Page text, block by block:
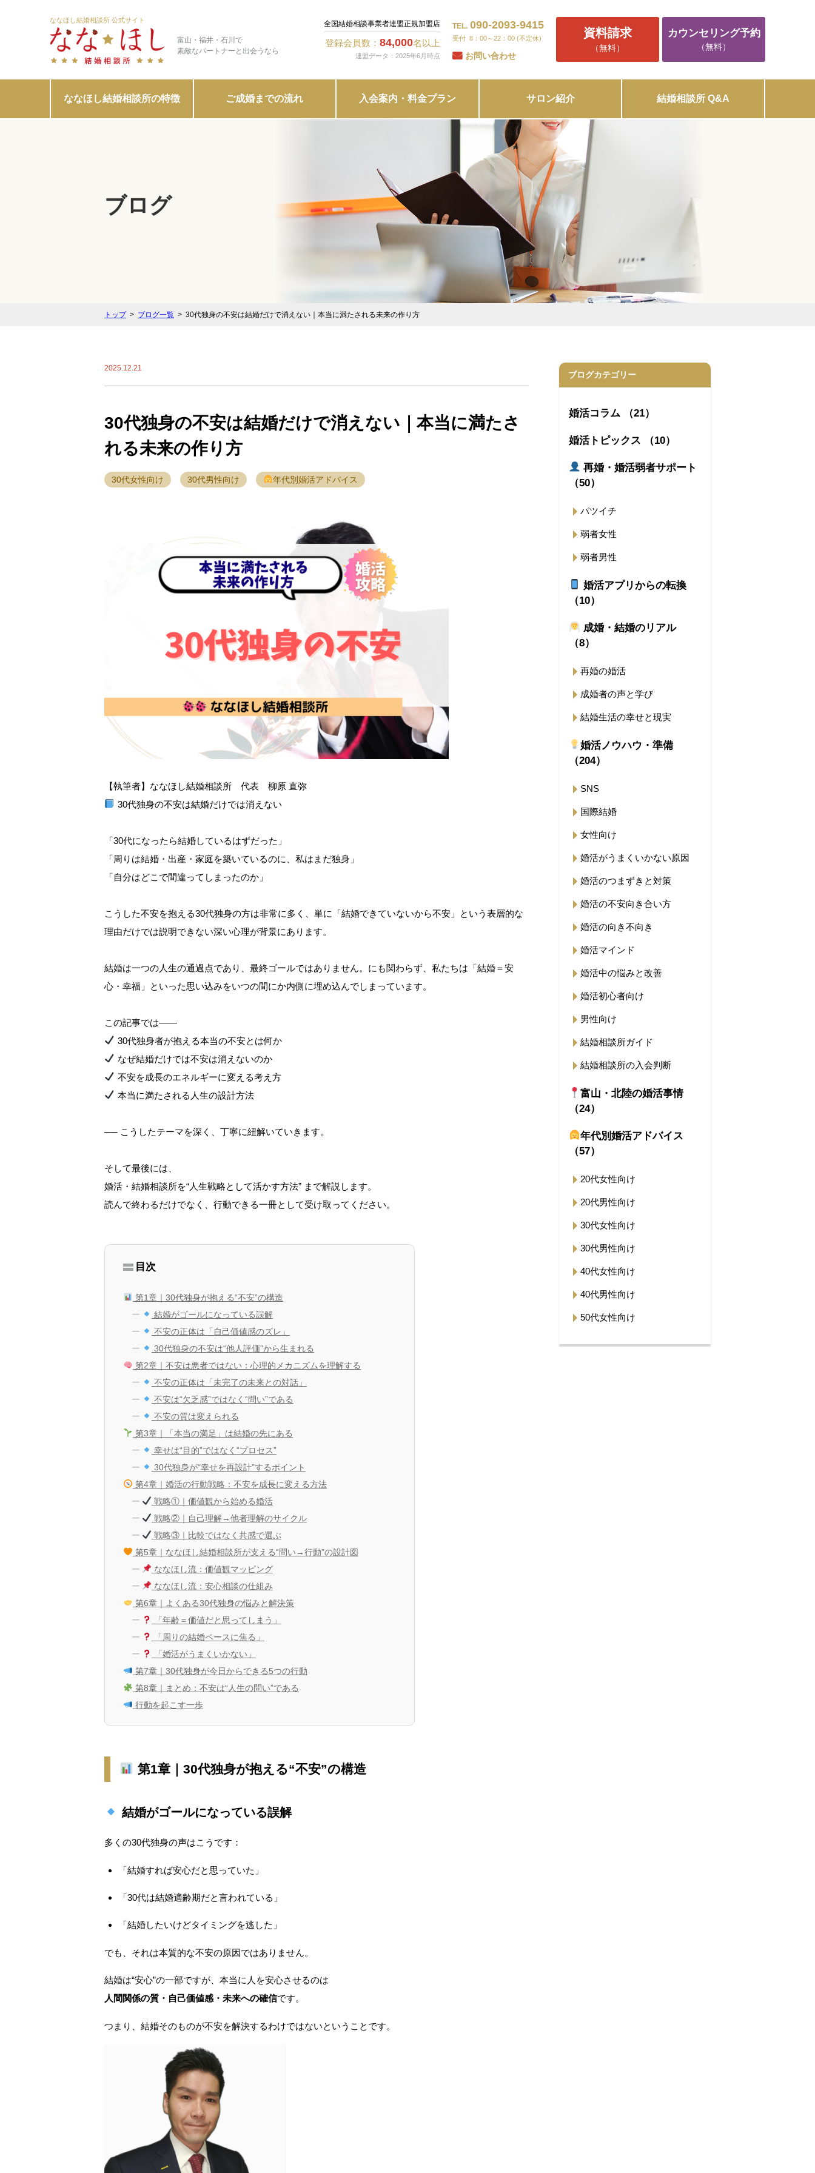
ななほし結婚相談所 公式サイト
富山・福井・石川で
素敵なパートナーと出会うなら
全国結婚相談事業者連盟正規加盟店
登録会員数： 84,000名以上
連盟データ：2025年6月時点
TEL. 090-2093-9415
8：00～22：00 (不定休)
お問い合わせ
資料請求
（無料）
カウンセリング予約
（無料）
ななほし結婚相談所の特徴 ご成婚までの流れ 入会案内・料金プラン サロン紹介 結婚相談所 Q&A
ブログ
トップ ブログ一覧 30代独身の不安は結婚だけで消えない｜本当に満たされる未来の作り方
2025.12.21
30代独身の不安は結婚だけで消えない｜本当に満たさ
れる未来の作り方
30代女性向け 30代男性向け 年代別婚活アドバイス
【執筆者】ななほし結婚相談所 代表 柳原 直弥
30代独身の不安は結婚だけでは消えない
「30代になったら結婚しているはずだった」
「周りは結婚・出産・家庭を築いているのに、私はまだ独身」
「自分はどこで間違ってしまったのか」
こうした不安を抱える30代独身の方は非常に多く、単に「結婚できていないから不安」という表層的な
理由だけでは説明できない深い心理が背景にあります。
結婚は一つの人生の通過点であり、最終ゴールではありません。にも関わらず、私たちは「結婚＝安
心・幸福」といった思い込みをいつの間にか内側に埋め込んでしまっています。
この記事では――
30代独身者が抱える本当の不安とは何か
なぜ結婚だけでは不安は消えないのか
不安を成長のエネルギーに変える考え方
本当に満たされる人生の設計方法
── こうしたテーマを深く、丁寧に紐解いていきます。
そして最後には、
婚活・結婚相談所を“人生戦略として活かす方法” まで解説します。
読んで終わるだけでなく、行動できる一冊として受け取ってください。
目次
第1章｜30代独身が抱える“不安”の構造
結婚がゴールになっている誤解
不安の正体は「自己価値感のズレ」
30代独身の不安は“他人評価”から生まれる
第2章｜不安は悪者ではない：心理的メカニズムを理解する
不安の正体は「未完了の未来との対話」
不安は“欠乏感”ではなく“問い”である
不安の質は変えられる
第3章｜「本当の満足」は結婚の先にある
幸せは“目的”ではなく“プロセス”
30代独身が“幸せを再設計”するポイント
第4章｜婚活の行動戦略：不安を成長に変える方法
戦略①｜価値観から始める婚活
戦略②｜自己理解→他者理解のサイクル
戦略③｜比較ではなく共感で選ぶ
第5章｜ななほし結婚相談所が支える“問い→行動”の設計図
ななほし流：価値観マッピング
ななほし流：安心相談の仕組み
第6章｜よくある30代独身の悩みと解決策
「年齢＝価値だと思ってしまう」
「周りの結婚ペースに焦る」
「婚活がうまくいかない」
第7章｜30代独身が今日からできる5つの行動
第8章｜まとめ：不安は“人生の問い”である
行動を起こす一歩
第1章｜30代独身が抱える“不安”の構造
結婚がゴールになっている誤解
多くの30代独身の声はこうです：
「結婚すれば安心だと思っていた」
「30代は結婚適齢期だと言われている」
「結婚したいけどタイミングを逃した」
でも、それは本質的な不安の原因ではありません。
結婚は“安心”の一部ですが、本当に人を安心させるのは
人間関係の質・自己価値感・未来への確信です。
つまり、結婚そのものが不安を解決するわけではないということです。
ブログカテゴリー
婚活コラム （21）
婚活トピックス （10）
再婚・婚活弱者サポート
（50）
バツイチ
弱者女性
弱者男性
婚活アプリからの転換
（10）
成婚・結婚のリアル
（8）
再婚の婚活
成婚者の声と学び
結婚生活の幸せと現実
婚活ノウハウ・準備
（204）
SNS
国際結婚
女性向け
婚活がうまくいかない原因
婚活のつまずきと対策
婚活の不安向き合い方
婚活の向き不向き
婚活マインド
婚活中の悩みと改善
婚活初心者向け
男性向け
結婚相談所ガイド
結婚相談所の入会判断
富山・北陸の婚活事情
（24）
年代別婚活アドバイス
（57）
20代女性向け
20代男性向け
30代女性向け
30代男性向け
40代女性向け
40代男性向け
50代女性向け